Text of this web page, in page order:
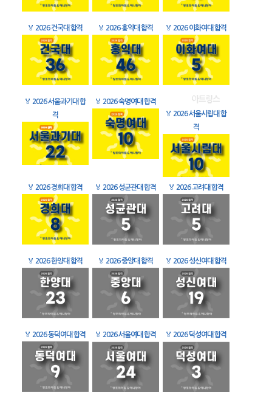
🏅 2026 건국대 합격 🏅 2026 홍익대 합격 🏅 2026 이화여대 합격
🏅 2026 서울과기대 합
격
🏅 2026 숙명여대 합격
🏅 2026 서울시립대 합
격
🏅 2026 경희대 합격 🏅 2026 성균관대 합격 🏅 2026 고려대 합격
🏅 2026 한양대 합격 🏅 2026 중앙대 합격 🏅 2026 성신여대 합격
🏅 2026 동덕여대 합격 🏅 2026 서울여대 합격 🏅 2026 덕성여대 합격